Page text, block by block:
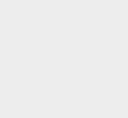
a održanoj 18. lipnja 2014.:
o radu Hrvatske agencije
za 2013. u svrhu
saboru i Vladi Republike
davatelja poštanskih
d.o.o. iz upisnika davatelja
postupka donošenja